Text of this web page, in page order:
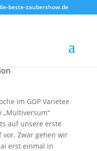
beste-zaubershow.de
im GOP Varietee
„Multiversum“
auf unsere erste
Zwar gehen wir
erst einmal in